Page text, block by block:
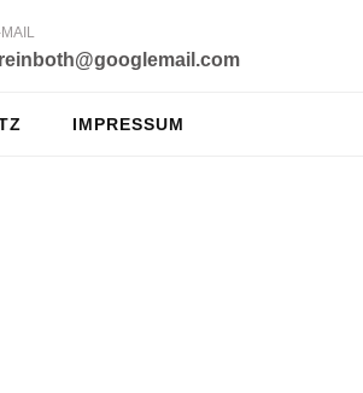
MAIL
IMPRESSUM